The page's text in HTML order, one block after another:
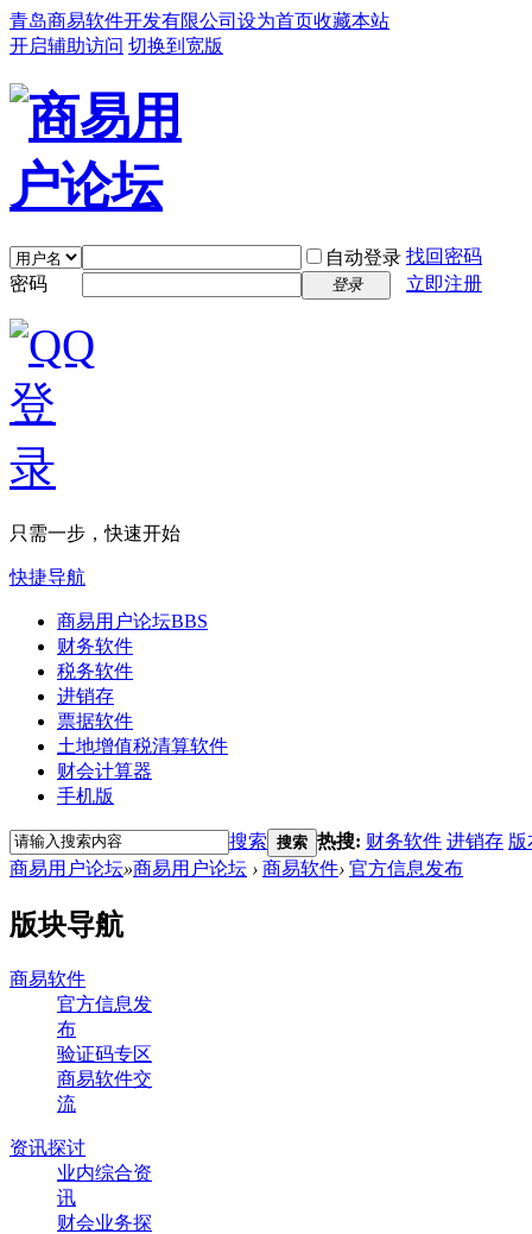
青岛商易软件开发有限公司 设为首页收藏本站
开启辅助访问 切换到宽版
自动登录 找回密码
密码
登录 立即注册
只需一步，快速开始
快捷导航
商易用户论坛BBS
财务软件
税务软件
进销存
票据软件
土地增值税清算软件
财会计算器
手机版
搜索 搜索 热搜: 财务软件 进销存 版
商易用户论坛»商易用户论坛 › 商易软件› 官方信息发布
版块导航
商易软件
官方信息发
布
验证码专区
商易软件交
流
资讯探讨
业内综合资
讯
财会业务探